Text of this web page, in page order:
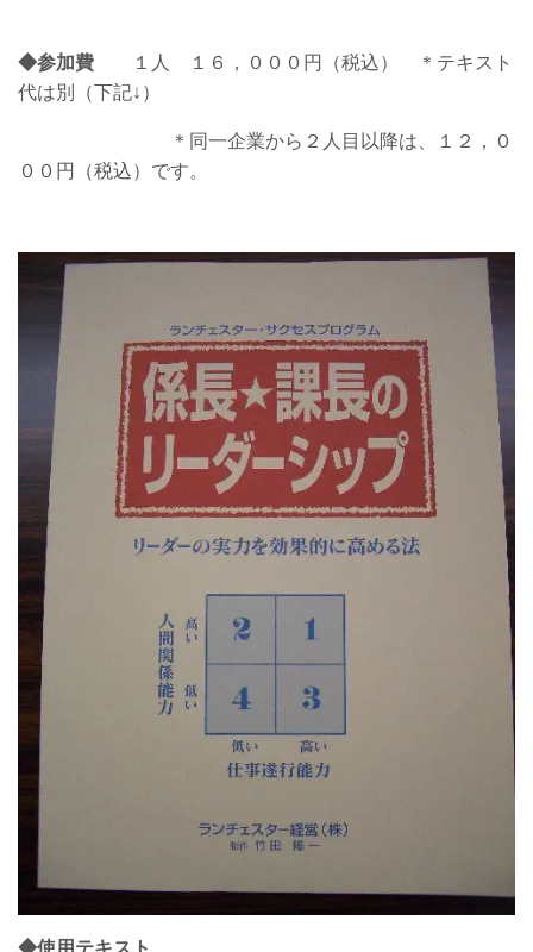
◆参加費 １人 １６，０００円（税込）
＊テキスト
代は別（下記↓）
＊ 同一企業から２人目以降は、１２，０
００円（税込） です。
◆使用テキスト